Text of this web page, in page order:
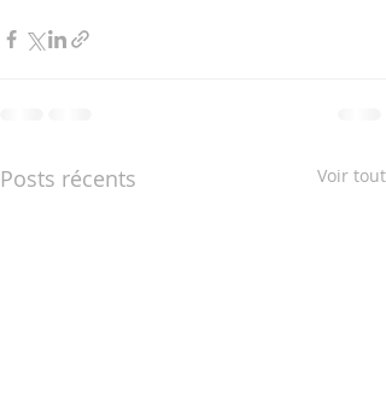
Posts récents Voir tout